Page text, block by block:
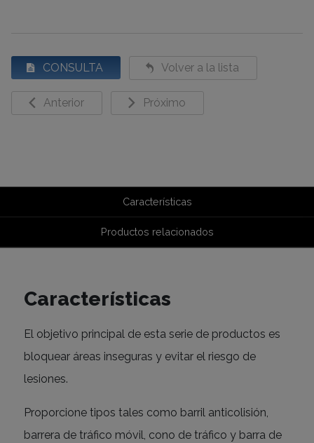
CONSULTA Volver a la lista
Anterior Próximo
Características
Productos relacionados
Características
El objetivo principal de esta serie de productos es
bloquear áreas inseguras y evitar el riesgo de
lesiones.
Proporcione tipos tales como barril anticolisión,
barrera de tráfico móvil, cono de tráfico y barra de